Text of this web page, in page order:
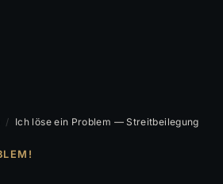
/ Ich löse ein Problem — Streitbeilegung